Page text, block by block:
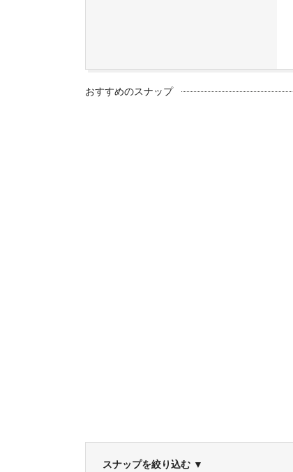
おすすめのスナップ
スナップを絞り込む ▼